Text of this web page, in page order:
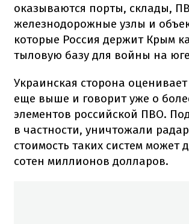
оказываются порты, склады,
железнодорожные узлы и
которые Россия держит Крым
тыловую базу для войны на
Украинская сторона
еще выше и говорит уже о
элементов российской ПВО.
в частности, уничтожали
стоимость таких систем может
сотен миллионов долларов.